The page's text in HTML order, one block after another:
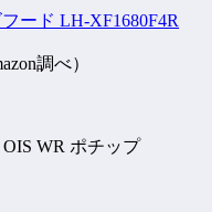
ード LH-XF1680F4R
調べ）
ポチップ